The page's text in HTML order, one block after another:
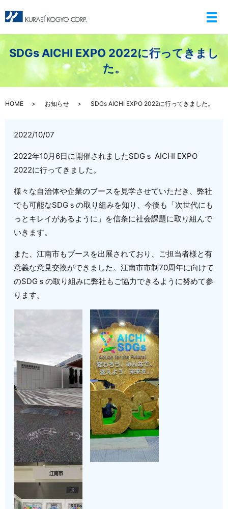
メ
SDGs AICHI EXPO 2022に行ってきまし
た。
HOME お知らせ SDGs AICHI EXPO 2022に行ってきました。
2022/10/07
2022年10月6日に開催されましたSDGｓ AICHI EXPO
2022に行ってきました。
様々な自治体や企業のブースを見学させていただき、弊社
でも可能なSDGｓの取り組みを知り、今後も「次世代にも
っとキレイがあるように」を信条に社会課題に取り組んで
いきます。
また、江南市もブースを出展されており、ご担当者様と有
意義な意見交換ができました。江南市市制70周年に向けて
のSDGｓの取り組みに弊社もご協力できるように努めて参
ります。